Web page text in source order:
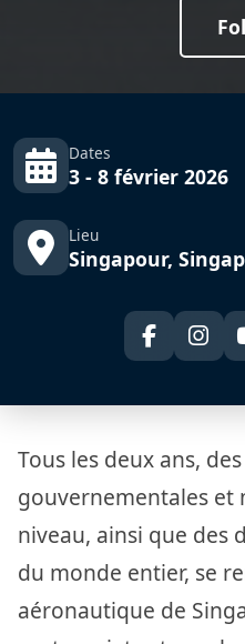
Dates
3 - 8 février 2026
Lieu
Singapour,
Tous les deux ans,
gouvernementales et
niveau, ainsi que des
du monde entier, se
aéronautique de